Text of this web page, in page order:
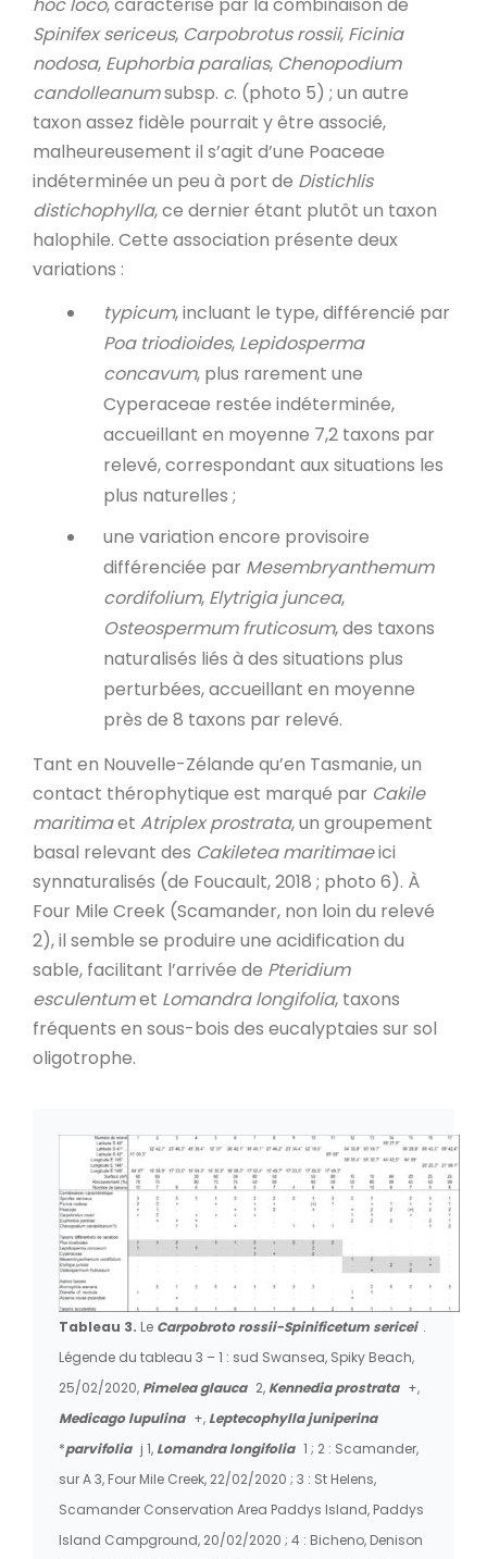
Spinifex sericeus, Carpobrotus rossii, Ficinia
nodosa, Euphorbia paralias, Chenopodium
candolleanumsubsp. c. (photo 5) ; un autre
taxon assez fidèle pourrait y être associé,
malheureusement il s’agit d’une Poaceae
indéterminée un peu à port de Distichlis
distichophylla, ce dernier étant plutôt un taxon
halophile. Cette association présente deux
variations :
typicum, incluant le type, différencié par
Poa triodioides, Lepidosperma
concavum, plus rarement une
Cyperaceae restée indéterminée,
accueillant en moyenne 7,2 taxons par
relevé, correspondant aux situations les
plus naturelles ;
une variation encore provisoire
différenciée par Mesembryanthemum
cordifolium, Elytrigia juncea,
Osteospermum fruticosum, des taxons
naturalisés liés à des situations plus
perturbées, accueillant en moyenne
près de 8 taxons par relevé.
Tant en Nouvelle-Zélande qu’en Tasmanie, un
contact thérophytique est marqué par Cakile
maritimaet Atriplex prostrata, un groupement
basal relevant des Cakiletea maritimaeici
synnaturalisés (de Foucault, 2018 ; photo 6). À
Four Mile Creek (Scamander, non loin du relevé
2), il semble se produire une acidification du
sable, facilitant l’arrivée de Pteridium
esculentumet Lomandra longifolia, taxons
fréquents en sous-bois des eucalyptaies sur sol
oligotrophe.
Tableau 3. Le Carpobroto rossii-Spinificetum sericei .
Légende du tableau 3 – 1 : sud Swansea, Spiky Beach,
25/02/2020, Pimelea glauca 2, Kennedia prostrata +,
Medicago lupulina +, Leptecophylla juniperina
*parvifolia j 1, Lomandra longifolia 1 ; 2 : Scamander,
sur A 3, Four Mile Creek, 22/02/2020 ; 3 : St Helens,
Scamander Conservation Area Paddys Island, Paddys
Island Campground, 20/02/2020 ; 4 : Bicheno, Denison